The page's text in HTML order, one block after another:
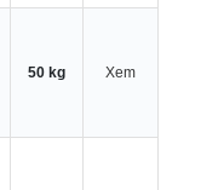
50 kg Xem